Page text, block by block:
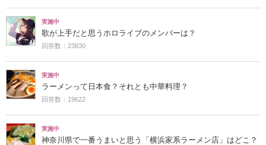
実施中
歌が上手だと思うホロライブのメンバーは？
回答数：23830
実施中
ラーメンって日本食？それとも中華料理？
回答数：19622
実施中
神奈川県で一番うまいと思う「横浜家系ラーメン店」はどこ？